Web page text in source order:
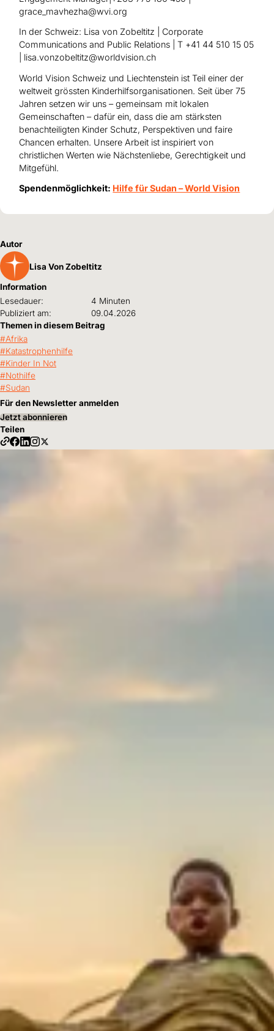
grace_mavhezha@wvi.org
In der Schweiz: Lisa von Zobeltitz | Corporate
Communications and Public Relations | T +41 44 510 15 05
| lisa.vonzobeltitz@worldvision.ch
World Vision Schweiz und Liechtenstein ist Teil einer der
weltweit grössten Kinderhilfsorganisationen. Seit über 75
Jahren setzen wir uns – gemeinsam mit lokalen
Gemeinschaften – dafür ein, dass die am stärksten
benachteiligten Kinder Schutz, Perspektiven und faire
Chancen erhalten. Unsere Arbeit ist inspiriert von
christlichen Werten wie Nächstenliebe, Gerechtigkeit und
Mitgefühl.
Spendenmöglichkeit: Hilfe für Sudan – World Vision
Autor
Lisa Von Zobeltitz
Information
Lesedauer:
4 Minuten
Publiziert am:
09.04.2026
Themen in diesem Beitrag
Afrika
Katastrophenhilfe
Kinder In Not
Nothilfe
Sudan
Für den Newsletter anmelden
Jetzt abonnieren
Teilen